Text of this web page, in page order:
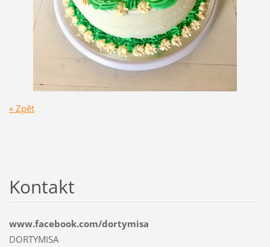
« Zpět
Kontakt
www.facebook.com/dortymisa
DORTYMISA